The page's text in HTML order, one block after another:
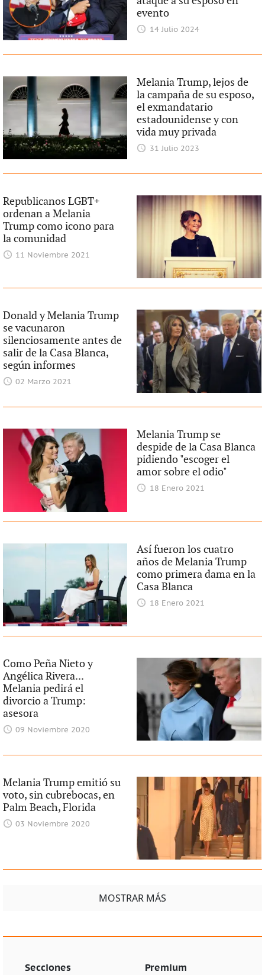
evento
14 Julio 2024
Melania Trump, lejos de
la campaña de su esposo,
el exmandatario
estadounidense y con
vida muy privada
31 Julio 2023
Republicanos LGBT+
ordenan a Melania
Trump como icono para
la comunidad
11 Noviembre 2021
Donald y Melania Trump
se vacunaron
silenciosamente antes de
salir de la Casa Blanca,
según informes
02 Marzo 2021
Melania Trump se
despide de la Casa Blanca
pidiendo "escoger el
amor sobre el odio"
18 Enero 2021
Así fueron los cuatro
años de Melania Trump
como primera dama en la
Casa Blanca
18 Enero 2021
Como Peña Nieto y
Angélica Rivera...
Melania pedirá el
divorcio a Trump:
asesora
09 Noviembre 2020
Melania Trump emitió su
voto, sin cubrebocas, en
Palm Beach, Florida
03 Noviembre 2020
MOSTRAR MÁS
Secciones Premium